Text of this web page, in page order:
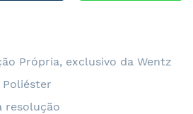
Própria, exclusivo da Wentz
Poliéster
resolução